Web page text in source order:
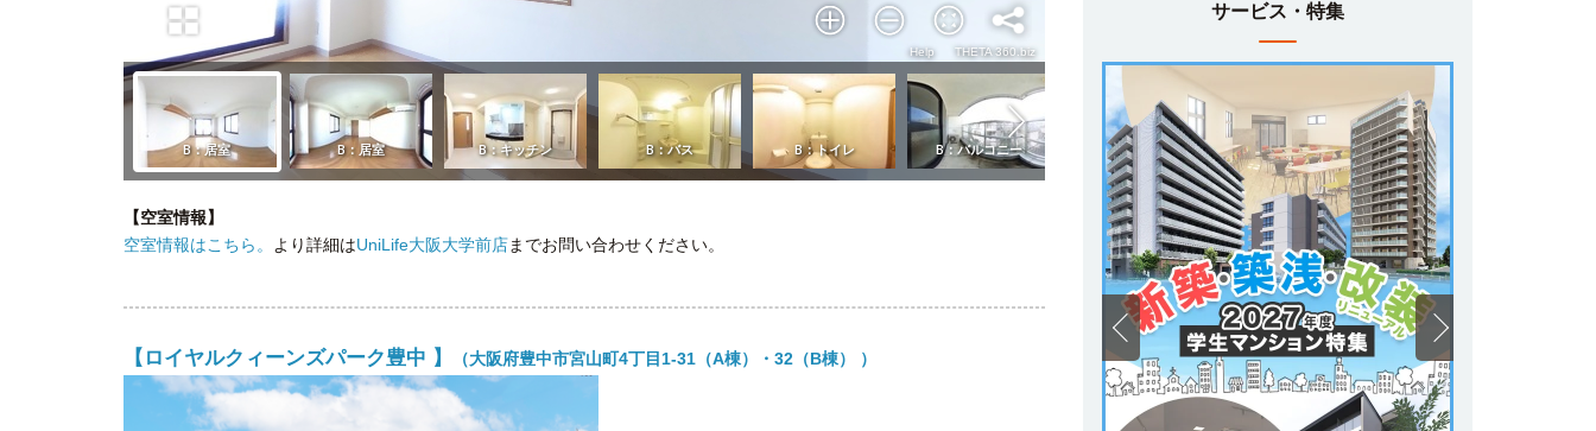
【空室情報】
空室情報はこちら。
より詳細はUniLife大阪大学前店までお問い合わせください。
【ロイヤルクィーンズパーク豊中 】 （大阪府豊中市宮山町4丁目1-31（A棟）・32（B棟） ）
サービス・特集